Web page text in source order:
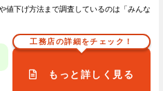
値下げ方法まで調査しているのは「みんな
工務店の詳細をチェック！
もっと詳しく見る